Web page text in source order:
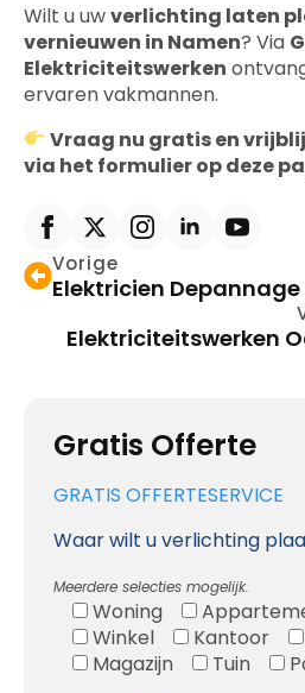
Gratis Offerte
GRATIS OFFERTESERVICE
Waar wilt u verlichting
Meerdere selecties mogelijk.
Woning
Winkel
Kantoor
Magazijn
Tuin
Wilt u uwverlichting laten
vernieuwen in Namen? Via
Elektriciteitswerken
ervaren vakmannen.
Vraag nu gratis en
via het formulier op deze
Vorige
Elektricien
Elektriciteitswerken